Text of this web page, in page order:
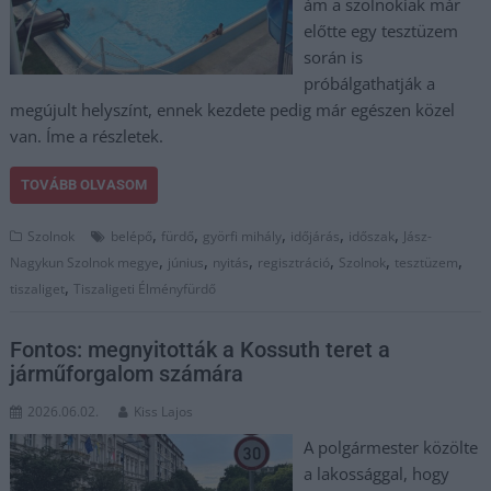
ám a szolnokiak már
előtte egy tesztüzem
során is
próbálgathatják a
megújult helyszínt, ennek kezdete pedig már egészen közel
van. Íme a részletek.
TOVÁBB OLVASOM
Szolnok belépő, fürdő, györfi mihály, időjárás, időszak, Jász-
Nagykun Szolnok megye, június, nyitás, regisztráció, Szolnok, tesztüzem,
tiszaliget,Tiszaligeti Élményfürdő
Fontos: megnyitották a Kossuth teret a
járműforgalom számára
2026.06.02. Kiss Lajos
A polgármester közölte
a lakossággal, hogy